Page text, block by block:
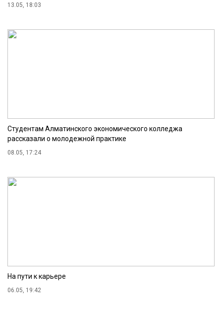
13.05, 18:03
Студентам Алматинского экономического колледжа
рассказали о молодежной практике
08.05, 17:24
На пути к карьере
06.05, 19:42